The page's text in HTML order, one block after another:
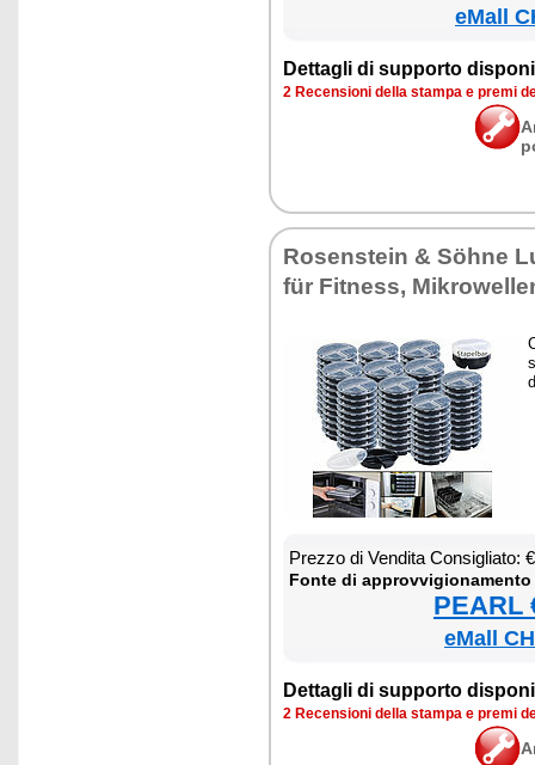
eMall
Det­ta­gli di sup­por­to
2 Re­cen­sio­ni del­la stam­pa e pre­mi
Ro­sen­stein & Söhne
für Fit­ness,
Prez­zo di Ven­di­ta Con­si­glia­to:
Fon­te di
PEARL
eMall
Det­ta­gli di sup­por­to
2 Re­cen­sio­ni del­la stam­pa e pre­mi